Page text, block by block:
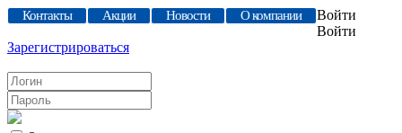
Контакты Акции Новости О компании
Войти
Войти
Зарегистрироваться